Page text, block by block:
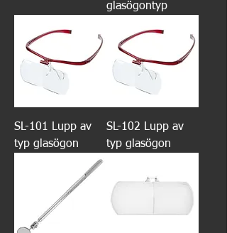
glasögontyp
SL-101 Lupp av
typ glasögon
SL-102 Lupp av
typ glasögon